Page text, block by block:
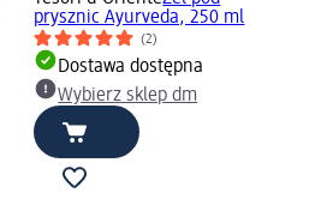
prysznic Ayurveda, 250 ml
(2)
Dostawa dostępna
Wybierz sklep dm